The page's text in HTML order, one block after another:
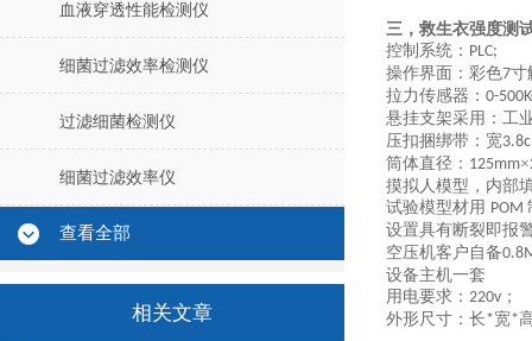
血液穿透性能检测仪
细菌过滤效率检测仪
过滤细菌检测仪
细菌过滤效率仪
查看全部
相关文章
三，救生衣强度测
控制系统： PLC;
操作界面：彩色7寸
拉力传感器： 0-
悬挂支架采用：工
压扣捆绑带：宽
筒体直径： 125mm×
摸拟人模型，内部
试验模型材用 POM
设置具有断裂即报
空压机客户自备
设备主机一套
用电要求： 220v ；
外形尺寸：长*宽*